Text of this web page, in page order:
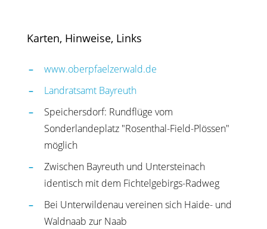
Karten, Hinweise, Links
www.oberpfaelzerwald.de
Landratsamt Bayreuth
Speichersdorf: Rundflüge vom
Sonderlandeplatz "Rosenthal-Field-Plössen"
möglich
Zwischen Bayreuth und Untersteinach
identisch mit dem Fichtelgebirgs-Radweg
Bei Unterwildenau vereinen sich Haide- und
Waldnaab zur Naab